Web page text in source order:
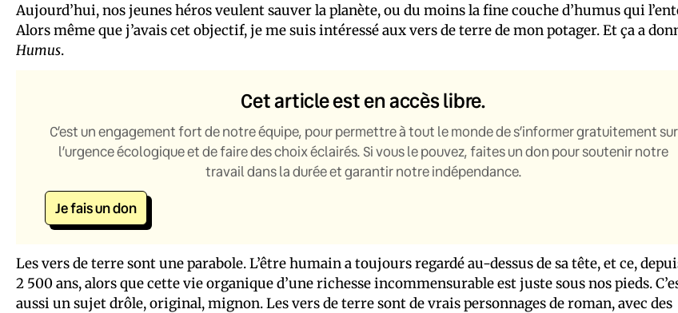
Aujourd’hui, nos jeunes héros veulent sauver la planète, ou du moins la fine couche d’humus qui
Alors même que j’avais cet objectif, je me suis intéressé aux vers de terre de mon potager. Et ça a
Humus.
Cet article est en accès libre.
C’est un engagement fort de notre équipe, pour permettre à tout le monde de s’informer gratuitement sur
l’urgence écologique et de faire des choix éclairés. Si vous le pouvez, faites un don pour soutenir notre
travail dans la durée et garantir notre indépendance.
Je fais un don
Les vers de terre sont une parabole. L’être humain a toujours regardé au-dessus de sa tête, et ce,
2 500 ans, alors que cette vie organique d’une richesse incommensurable est juste sous nos pieds.
aussi un sujet drôle, original, mignon. Les vers de terre sont de vrais personnages de roman, avec des